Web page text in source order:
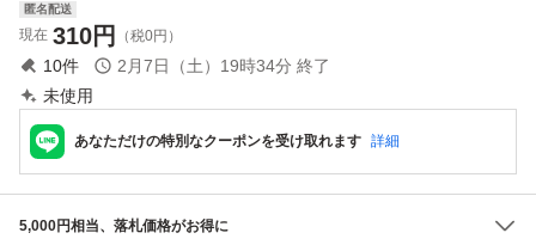
匿名配送
現在 310円 （税0円）
10件 2月7日（土）19時34分 終了
未使用
あなただけの特別なクーポンを受け取れます 詳細
5,000円相当、落札価格がお得に